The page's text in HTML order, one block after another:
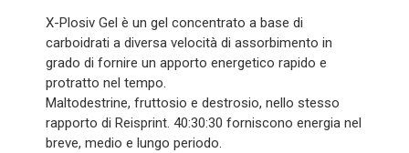
X-Plosiv Gel è un gel concentrato a base di
carboidrati a diversa velocità di assorbimento in
grado di fornire un apporto energetico rapido e
protratto nel tempo.
Maltodestrine, fruttosio e destrosio, nello stesso
rapporto di Reisprint. 40:30:30 forniscono energia nel
breve, medio e lungo periodo.